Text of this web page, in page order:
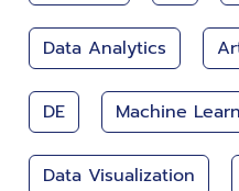
Data Analytics
DE Machine
Data Visualization